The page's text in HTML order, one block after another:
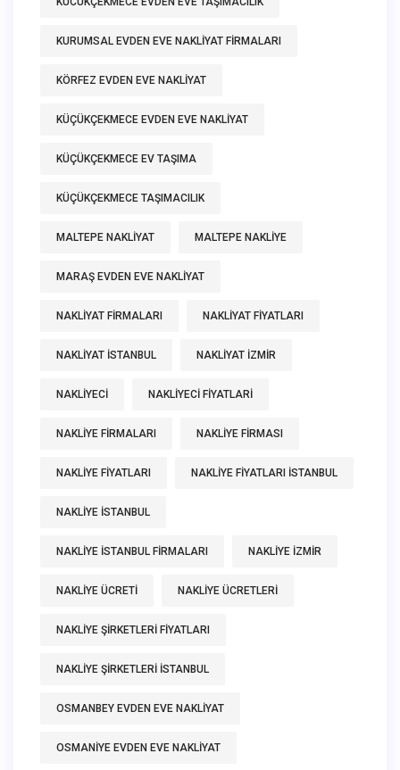
KURUMSAL EVDEN EVE NAKLIYAT FIRMALARI
KÖRFEZ EVDEN EVE NAKLIYAT
KÜÇÜKÇEKMECE EVDEN EVE NAKLIYAT
KÜÇÜKÇEKMECE EV TAŞIMA
KÜÇÜKÇEKMECE TAŞIMACILIK
MALTEPE NAKLIYAT MALTEPE NAKLIYE
MARAŞ EVDEN EVE NAKLIYAT
NAKLIYAT FIRMALARI NAKLIYAT FIYATLARI
NAKLIYAT ISTANBUL NAKLIYAT IZMIR
NAKLIYECI NAKLIYECI FIYATLARI
NAKLIYE FIRMALARI NAKLIYE FIRMASI
NAKLIYE FIYATLARI NAKLIYE FIYATLARI ISTANBUL
NAKLIYE ISTANBUL
NAKLIYE ISTANBUL FIRMALARI NAKLIYE IZMIR
NAKLIYE ÜCRETI NAKLIYE ÜCRETLERI
NAKLIYE ŞIRKETLERI FIYATLARI
NAKLIYE ŞIRKETLERI ISTANBUL
OSMANBEY EVDEN EVE NAKLIYAT
OSMANIYE EVDEN EVE NAKLIYAT